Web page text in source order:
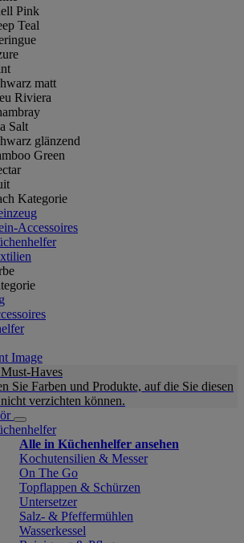
Pink
Teal
matt
Riviera
Salt
glänzend
Green
Kategorie
Accessoires
Haves
Sie Farben und Produkte, auf die Sie diesen
verzichten können.
Alle in Küchenhelfer ansehen
Kochutensilien & Messer
On The Go
Topflappen & Schürzen
Untersetzer
Salz- & Pfeffermühlen
Wasserkessel